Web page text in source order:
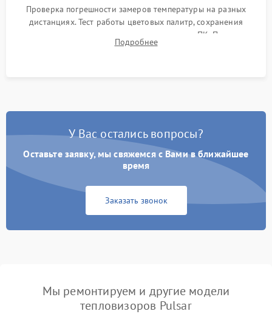
Проверка погрешности замеров температуры на разных
дистанциях. Тест работы цветовых палитр, сохранения
термограмм в память и передачи данных на ПК. Проверка
автономности работы и итоговый контроль качества.
Подробнее
У Вас остались вопросы?
Оставьте заявку, мы свяжемся с Вами в ближайшее
время
Заказать звонок
Мы ремонтируем и другие модели
тепловизоров Pulsar